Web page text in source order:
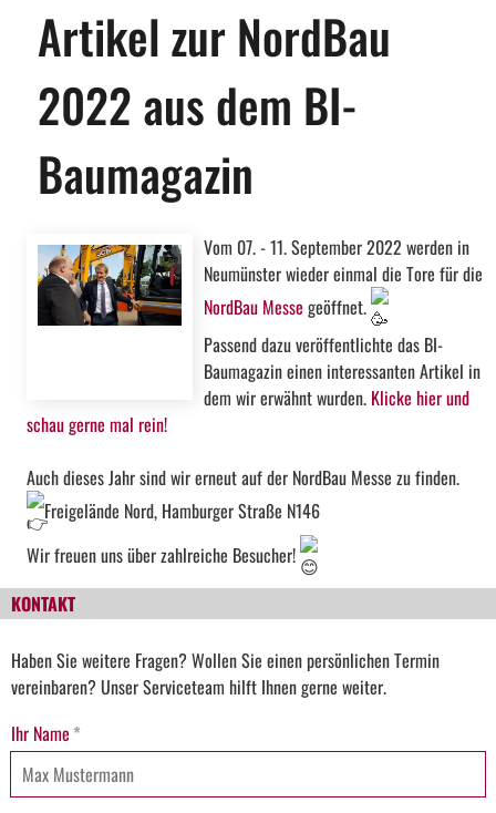
Artikel zur NordBau
2022 aus dem BI-
Baumagazin
Vom 07. - 11. September 2022 werden in
Neumünster wieder einmal die Tore für die
NordBau Messe geöffnet.
Passend dazu veröffentlichte das BI-
Baumagazin einen interessanten Artikel in
dem wir erwähnt wurden. Klicke hier und
schau gerne mal rein!
Auch dieses Jahr sind wir erneut auf der NordBau Messe zu finden.
Freigelände Nord, Hamburger Straße N146
Wir freuen uns über zahlreiche Besucher!
KONTAKT
Haben Sie weitere Fragen? Wollen Sie einen persönlichen Termin
vereinbaren? Unser Serviceteam hilft Ihnen gerne weiter.
Ihr Name *